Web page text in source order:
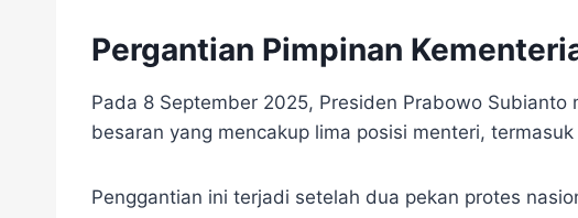
Pergantian Pimpinan
Pada 8 September 2025, Presiden Prabowo
besaran yang mencakup lima posisi menteri,
Penggantian ini terjadi setelah dua pekan protes